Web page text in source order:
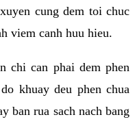
cung dem toi chuc
viem canh huu hieu.
chi can phai dem phen
khuay deu phen chua
ban rua sach nach bang